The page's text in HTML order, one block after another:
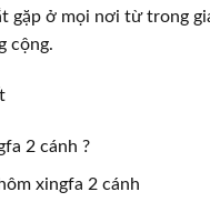
gặp ở mọi nơi từ trong
cộng.
2 cánh ?
xingfa 2 cánh